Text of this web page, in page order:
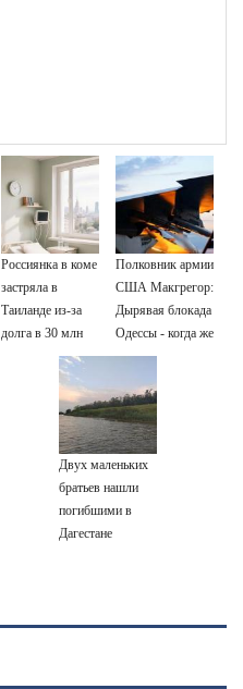
Россиянка в коме
застряла в
Таиланде из-за
долга в 30 млн
Полковник армии
США Макгрегор:
Дырявая блокада
Одессы - когда же
в командовании
это полетят
головы?
Двух маленьких
братьев нашли
погибшими в
Дагестане